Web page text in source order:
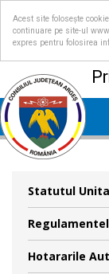
Acest site folosește
continuare pe site-ul
expres pentru folosirea
Statutul
Hotararile